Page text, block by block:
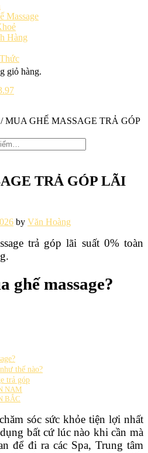
giỏ hàng.
Massage
Hàng
/MUA GHẾ MASSAGE TRẢ GÓP
TRẢ GÓP LÃI
by Văn Hoàng
trả góp lãi suất 0% toàn
ghế massage?
thế nào?
trả góp
NAM
BẮC
sóc sức khỏe tiện lợi nhất
bất cứ lúc nào khi cần mà
để đi ra các Spa, Trung tâm